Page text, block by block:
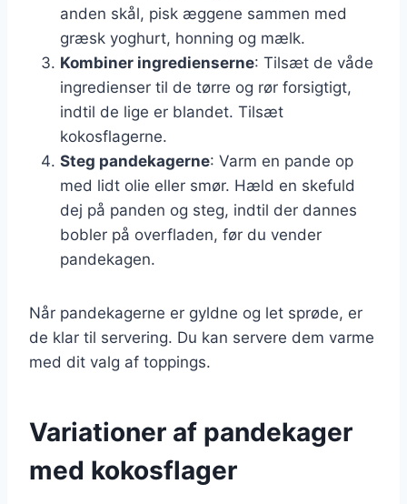
anden skål, pisk æggene sammen med
græsk yoghurt, honning og mælk.
Kombiner ingredienserne: Tilsæt de våde
ingredienser til de tørre og rør forsigtigt,
indtil de lige er blandet. Tilsæt
kokosflagerne.
Steg pandekagerne: Varm en pande op
med lidt olie eller smør. Hæld en skefuld
dej på panden og steg, indtil der dannes
bobler på overfladen, før du vender
pandekagen.
Når pandekagerne er gyldne og let sprøde, er
de klar til servering. Du kan servere dem varme
med dit valg af toppings.
Variationer af pandekager
med kokosflager